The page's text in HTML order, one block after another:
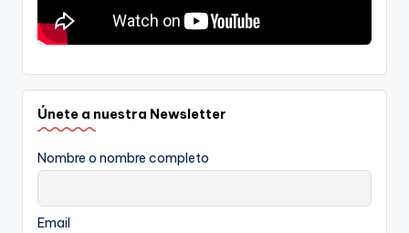
Únete a nuestra Newsletter
Nombre o nombre completo
Email